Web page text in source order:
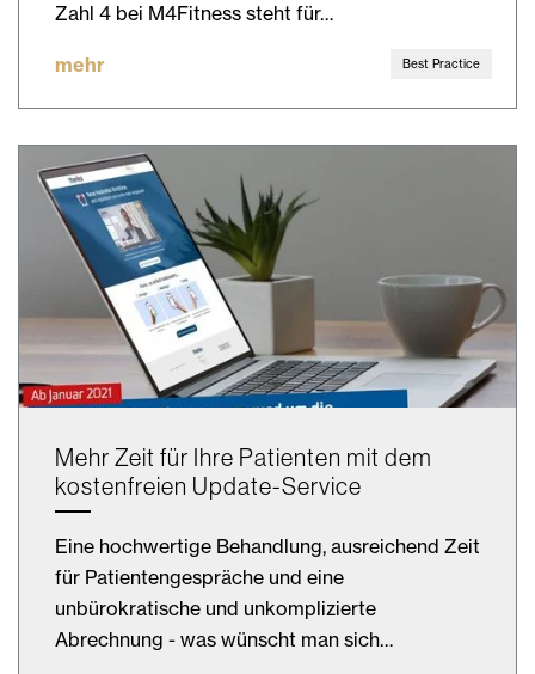
Zahl 4 bei M4Fitness steht für…
mehr Best Practice
Mehr Zeit für Ihre Patienten mit dem
kostenfreien Update-Service
Eine hochwertige Behandlung, ausreichend Zeit
für Patientengespräche und eine
unbürokratische und unkomplizierte
Abrechnung - was wünscht man sich…